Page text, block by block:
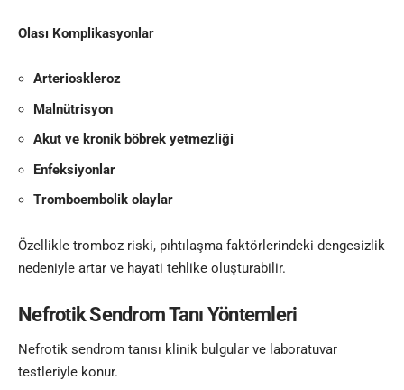
Olası Komplikasyonlar
Arterioskleroz
Malnütrisyon
Akut ve kronik böbrek yetmezliği
Enfeksiyonlar
Tromboembolik olaylar
Özellikle tromboz riski, pıhtılaşma faktörlerindeki dengesizlik
nedeniyle artar ve hayati tehlike oluşturabilir.
Nefrotik Sendrom Tanı Yöntemleri
Nefrotik sendrom tanısı klinik bulgular ve laboratuvar
testleriyle konur.